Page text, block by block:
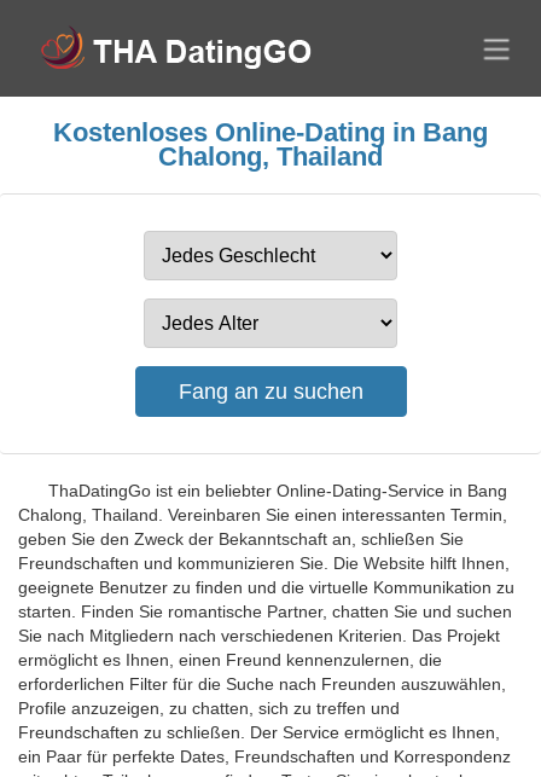
Kostenloses Online-Dating in Bang
Chalong, Thailand
ThaDatingGo ist ein beliebter Online-Dating-Service in Bang
Chalong, Thailand. Vereinbaren Sie einen interessanten Termin,
geben Sie den Zweck der Bekanntschaft an, schließen Sie
Freundschaften und kommunizieren Sie. Die Website hilft Ihnen,
geeignete Benutzer zu finden und die virtuelle Kommunikation zu
starten. Finden Sie romantische Partner, chatten Sie und suchen
Sie nach Mitgliedern nach verschiedenen Kriterien. Das Projekt
ermöglicht es Ihnen, einen Freund kennenzulernen, die
erforderlichen Filter für die Suche nach Freunden auszuwählen,
Profile anzuzeigen, zu chatten, sich zu treffen und
Freundschaften zu schließen. Der Service ermöglicht es Ihnen,
ein Paar für perfekte Dates, Freundschaften und Korrespondenz